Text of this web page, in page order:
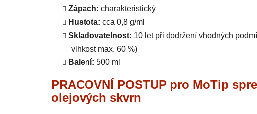
Zápach: charakteristický
Hustota: cca 0,8 g/ml
Skladovatelnost: 10 let při dodržení vhodných
vlhkost max. 60 %)
Balení: 500 ml
PRACOVNÍ POSTUP pro MoTip
olejových skvrn